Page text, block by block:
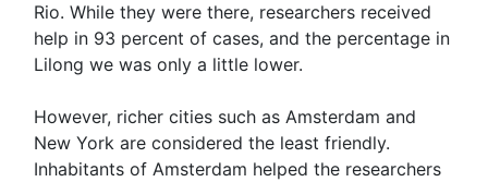
Rio. While they were there, researchers received
help in 93 percent of cases, and the percentage in
Lilong we was only a little lower.
However, richer cities such as Amsterdam and
New York are considered the least friendly.
Inhabitants of Amsterdam helped the researchers